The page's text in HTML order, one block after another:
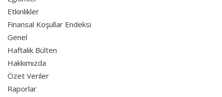
Etkinlikler
Finansal Koşullar Endeksi
Genel
Haftalık Bülten
Hakkımızda
Özet Veriler
Raporlar